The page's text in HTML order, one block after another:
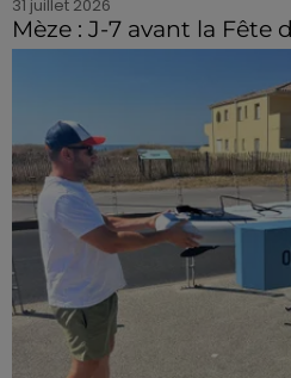
31 juillet 2026
Mèze : J-7 avant la Fête